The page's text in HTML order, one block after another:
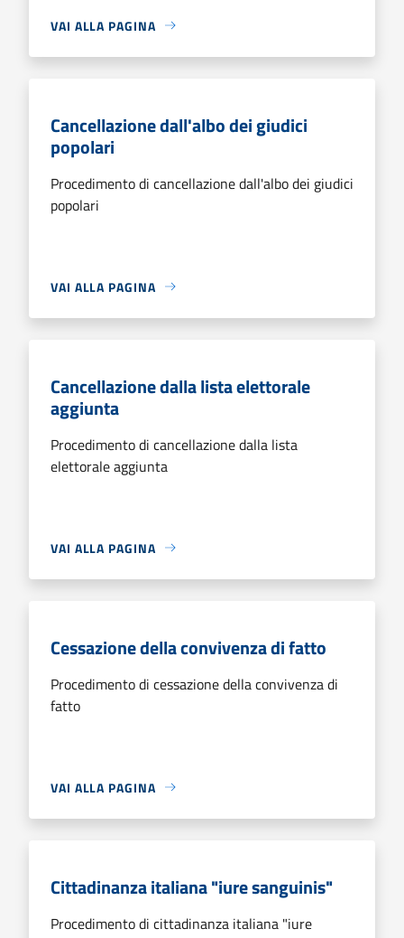
VAI ALLA PAGINA
Cancellazione dall'albo dei giudici
popolari
Procedimento di cancellazione dall'albo dei giudici
popolari
VAI ALLA PAGINA
Cancellazione dalla lista elettorale
aggiunta
Procedimento di cancellazione dalla lista
elettorale aggiunta
VAI ALLA PAGINA
Cessazione della convivenza di fatto
Procedimento di cessazione della convivenza di
fatto
VAI ALLA PAGINA
Cittadinanza italiana "iure sanguinis"
Procedimento di cittadinanza italiana "iure